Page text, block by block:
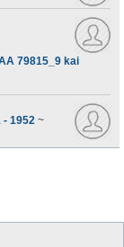
79815_9 kai
- 1952 ~